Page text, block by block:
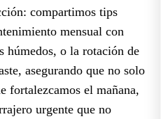
compartimos tips
mensual con
húmedos, o la rotación de
asegurando que no solo
fortalezcamos el mañana,
urgente que no